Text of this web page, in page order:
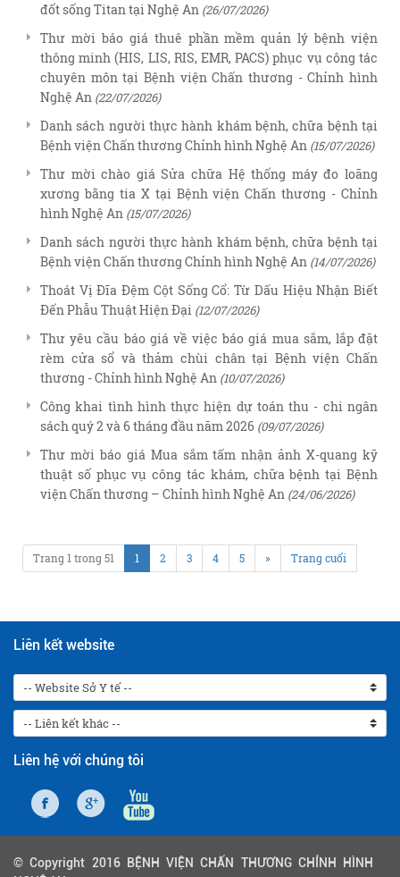
đốt sống Titan tại Nghệ An (26/07/2026)
Thư mời báo giá thuê phần mềm quản lý bệnh viện
thông minh (HIS, LIS, RIS, EMR, PACS) phục vụ công tác
chuyên môn tại Bệnh viện Chấn thương - Chỉnh hình
Nghệ An (22/07/2026)
Danh sách người thực hành khám bệnh, chữa bệnh tại
Bệnh viện Chấn thương Chỉnh hình Nghệ An (15/07/2026)
Thư mời chào giá Sửa chữa Hệ thống máy đo loãng
xương bằng tia X tại Bệnh viện Chấn thương - Chỉnh
hình Nghệ An (15/07/2026)
Danh sách người thực hành khám bệnh, chữa bệnh tại
Bệnh viện Chấn thương Chỉnh hình Nghệ An (14/07/2026)
Thoát Vị Đĩa Đệm Cột Sống Cổ: Từ Dấu Hiệu Nhận Biết
Đến Phẫu Thuật Hiện Đại (12/07/2026)
Thư yêu cầu báo giá về việc báo giá mua sắm, lắp đặt
rèm cửa sổ và thảm chùi chân tại Bệnh viện Chấn
thương - Chỉnh hình Nghệ An (10/07/2026)
Công khai tình hình thực hiện dự toán thu - chi ngân
sách quý 2 và 6 tháng đầu năm 2026 (09/07/2026)
Thư mời báo giá Mua sắm tấm nhận ảnh X-quang kỹ
thuật số phục vụ công tác khám, chữa bệnh tại Bệnh
viện Chấn thương – Chỉnh hình Nghệ An (24/06/2026)
Trang 1 trong 51 1 2 3 4 5 » Trang cuối
Liên kết website
Liên hệ với chúng tôi
© Copyright 2016 BỆNH VIỆN CHẤN THƯƠNG CHỈNH HÌNH